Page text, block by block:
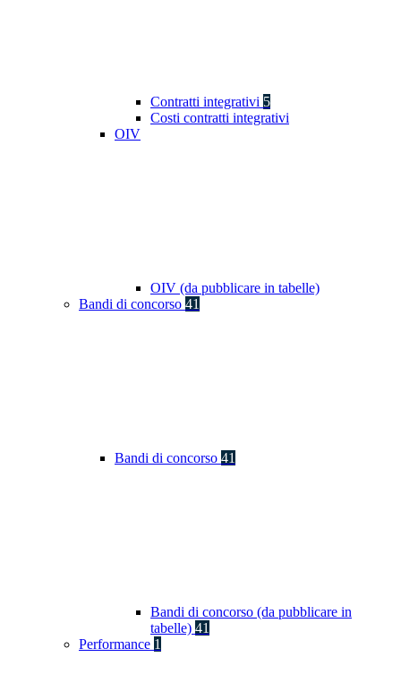
Contratti integrativi 5
Costi contratti integrativi
OIV
OIV (da pubblicare in tabelle)
Bandi di concorso 41
Bandi di concorso 41
Bandi di concorso (da pubblicare in
tabelle) 41
Performance 1